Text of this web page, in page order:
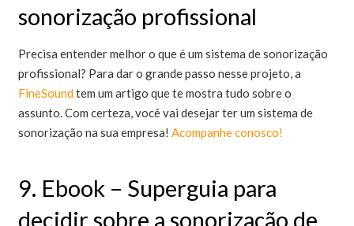
sonorização profissional
Precisa entender melhor o que é um sistema de sonorização
profissional? Para dar o grande passo nesse projeto, a
FineSoundtem um artigo que te mostra tudo sobre o
assunto. Com certeza, você vai desejar ter um sistema de
sonorização na sua empresa! Acompanhe conosco!
9. Ebook – Superguia para
decidir sobre a sonorização de